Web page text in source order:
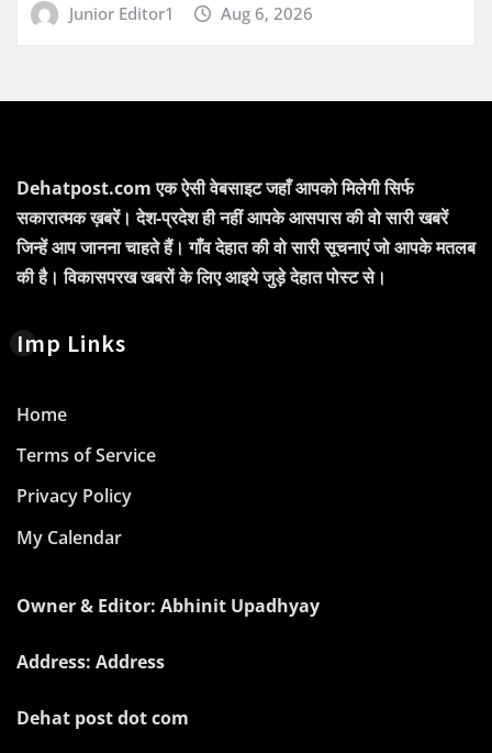
Junior Editor1 Aug 6, 2026
Dehatpost.com एक ऐसी वेबसाइट जहाँ आपको मिलेगी सिर्फ
सकारात्मक ख़बरें। देश-प्रदेश ही नहीं आपके आसपास की वो सारी खबरें
जिन्हें आप जानना चाहते हैं। गाँव देहात की वो सारी सूचनाएं जो आपके मतलब
की है। विकासपरख खबरों के लिए आइये जुड़े देहात पोस्ट से।
Imp Links
Home
Terms of Service
Privacy Policy
My Calendar
Owner & Editor: Abhinit Upadhyay
Address: Address
Dehat post dot com